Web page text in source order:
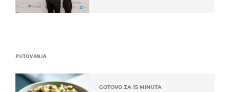
PUTOVANJA
GOTOVO ZA 15 MINUTA